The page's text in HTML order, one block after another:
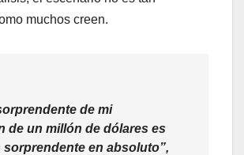
muchos creen.
de mi
de un millón de dólares es
sorprendente en absoluto”,